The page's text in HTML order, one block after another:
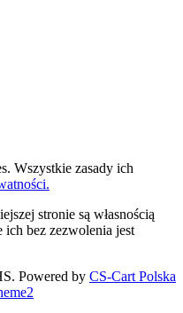
Wszystkie zasady ich
stronie są własnością
bez zezwolenia jest
Powered by CS-Cart Polska